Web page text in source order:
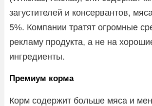
загустителей и консервантов,
5%. Компании тратят огромные
рекламу продукта, а не на
ингредиенты.
Премиум корма
Корм содержит больше мяса и